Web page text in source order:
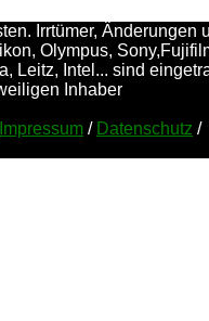
Irrtümer, Änderungen
Olympus,
Leitz, Intel... sind
Inhaber
Impressum / Datenschutz /